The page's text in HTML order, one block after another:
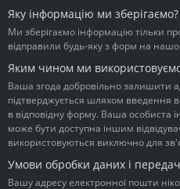
Яку інформацію ми зберігаємо?
Ми зберігаємо інформацію тільки
відправили будь-яку з форм на
Яким чином ми
Ваша згода добровільно залишити
підтверджується шляхом введення
в відповідну форму. Ваша особиста
може бути доступна іншим
використовуються виключно для
Умови обробки даних і
Вашу адресу електронної пошти